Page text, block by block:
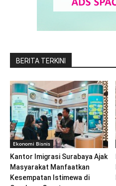
BERITA TERKINI
Ekonomi Bisnis
Kantor Imigrasi Surabaya Ajak
Masyarakat Manfaatkan
Kesempatan Istimewa di